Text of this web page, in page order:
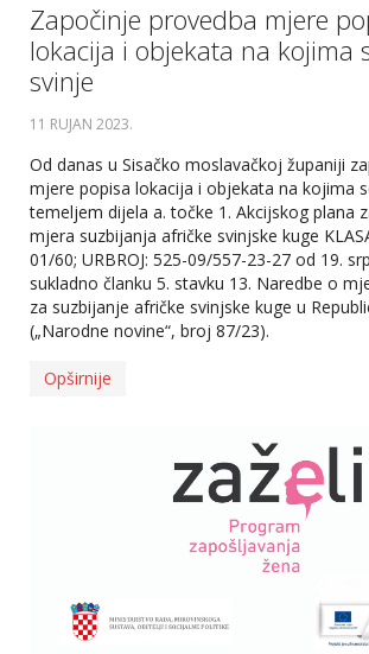
Započinje provedba mjere
lokacija i objekata na kojima
svinje
11 RUJAN 2023.
Od danas u Sisačko moslavačkoj županiji
mjere popisa lokacija i objekata na kojima
temeljem dijela a. točke 1. Akcijskog plana
mjera suzbijanja afričke svinjske kuge
01/60; URBROJ: 525-09/557-23-27 od 19.
sukladno članku 5. stavku 13. Naredbe o
za suzbijanje afričke svinjske kuge u
(„Narodne novine“, broj 87/23).
Opširnije